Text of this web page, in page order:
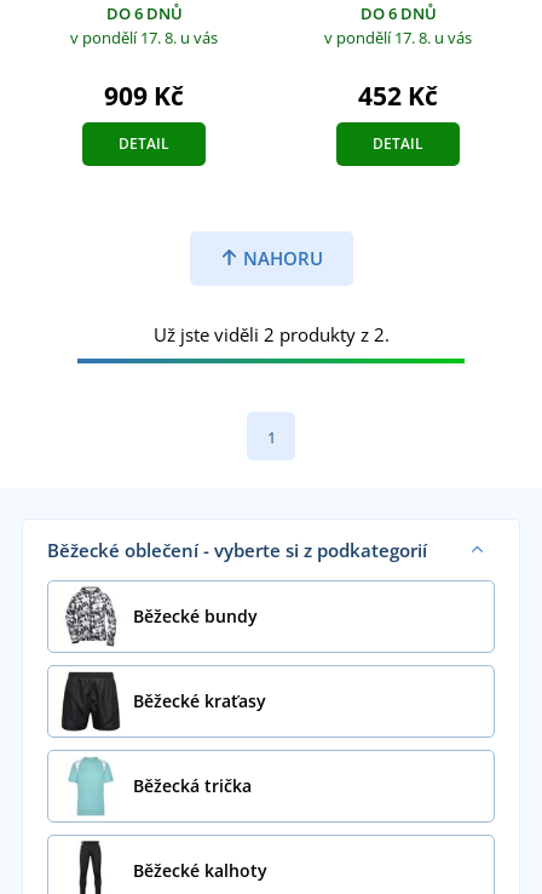
DO 6 DNŮ
v pondělí 17. 8. u vás
909 Kč
DETAIL
DO 6 DNŮ
v pondělí 17. 8. u vás
452 Kč
DETAIL
NAHORU
Už jste viděli 2 produkty z 2.
1
Běžecké oblečení - vyberte si z podkategorií
Běžecké bundy
Běžecké kraťasy
Běžecká trička
Běžecké kalhoty